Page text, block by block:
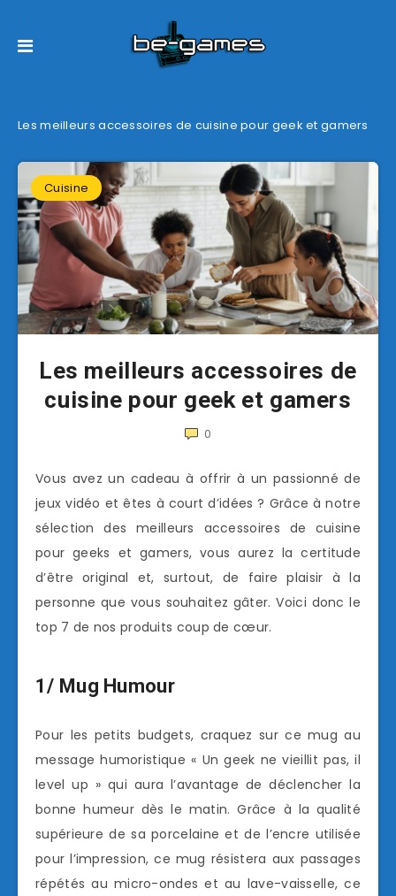
Les meilleurs accessoires de cuisine pour geek et gamers
Cuisine
Les meilleurs accessoires de
cuisine pour geek et gamers
0
Vous avez un cadeau à offrir à un passionné de
jeux vidéo et êtes à court d’idées ? Grâce à notre
sélection des meilleurs accessoires de cuisine
pour geeks et gamers, vous aurez la certitude
d’être original et, surtout, de faire plaisir à la
personne que vous souhaitez gâter. Voici donc le
top 7 de nos produits coup de cœur.
1/ Mug Humour
Pour les petits budgets, craquez sur ce mug au
message humoristique « Un geek ne vieillit pas, il
level up » qui aura l’avantage de déclencher la
bonne humeur dès le matin. Grâce à la qualité
supérieure de sa porcelaine et de l’encre utilisée
pour l’impression, ce mug résistera aux passages
répétés au micro-ondes et au lave-vaisselle, ce